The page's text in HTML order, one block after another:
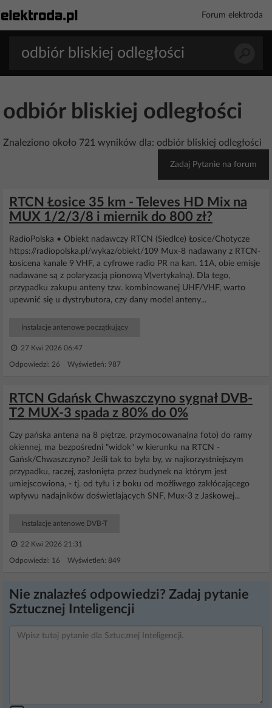
Forum elektroda
odbiór bliskiej odległości
Znaleziono około 721 wyników dla: odbiór bliskiej odległości
Zadaj Pytanie na forum
RTCN Łosice 35 km - Televes HD Mix na
MUX 1/2/3/8 i miernik do 800 zł?
RadioPolska • Obiekt nadawczy RTCN (Siedlce) Łosice/Chotycze
https://radiopolska.pl/wykaz/obiekt/109 Mux-8 nadawany z RTCN-
Łosicena kanale 9 VHF, a cyfrowe radio PR na kan. 11A, obie emisje
nadawane są z polaryzacją pionową V(vertykalną). Dla tego,
przypadku zakupu anteny tzw. kombinowanej UHF/VHF, warto
upewnić się u dystrybutora, czy dany model anteny...
Instalacje antenowe początkujący
27 Kwi 2026 06:47
Odpowiedzi: 26 Wyświetleń: 987
RTCN Gdańsk Chwaszczyno sygnał DVB-
T2 MUX-3 spada z 80% do 0%
Czy pańska antena na 8 piętrze, przymocowana(na foto) do ramy
okiennej, ma bezpośredni "widok" w kierunku na RTCN -
Gańsk/Chwaszczyno? Jeśli tak to była by, w najkorzystniejszym
przypadku, raczej, zasłonięta przez budynek na którym jest
umiejscowiona, - tj. od tyłu i z boku od możliwego zakłócającego
wpływu nadajników doświetlających SNF, Mux-3 z Jaśkowej...
Instalacje antenowe DVB-T
22 Kwi 2026 21:31
Odpowiedzi: 16 Wyświetleń: 849
Nie znalazłeś odpowiedzi? Zadaj pytanie
Sztucznej Inteligencji